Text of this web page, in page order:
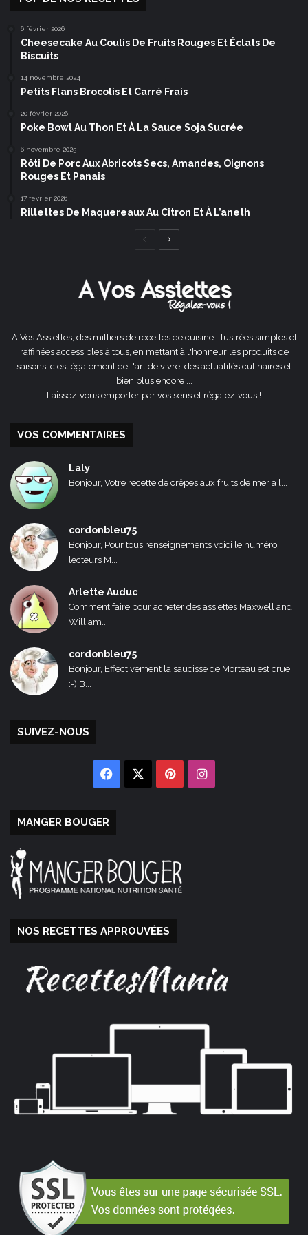
6 février 2026
Cheesecake Au Coulis De Fruits Rouges Et Éclats De
Biscuits
14 novembre 2024
Petits Flans Brocolis Et Carré Frais
20 février 2026
Poke Bowl Au Thon Et À La Sauce Soja Sucrée
6 novembre 2025
Rôti De Porc Aux Abricots Secs, Amandes, Oignons
Rouges Et Panais
17 février 2026
Rillettes De Maquereaux Au Citron Et À L’aneth
Page
A Vos Assiettes, des milliers de recettes de cuisine illustrées simples et
raffinées accessibles à tous, en mettant à l'honneur les produits de
saisons, c'est également de l'art de vivre, des actualités culinaires et
bien plus encore ...
Laissez-vous emporter par vos sens et régalez-vous !
VOS COMMENTAIRES
Laly
Bonjour, Votre recette de crêpes aux fruits de mer a l...
cordonbleu75
Bonjour, Pour tous renseignements voici le numéro
lecteurs M...
Arlette Auduc
Comment faire pour acheter des assiettes Maxwell and
William...
cordonbleu75
Bonjour, Effectivement la saucisse de Morteau est crue
:-) B...
SUIVEZ-NOUS
Facebook PinterestInstagram
MANGER BOUGER
NOS RECETTES APPROUVÉES